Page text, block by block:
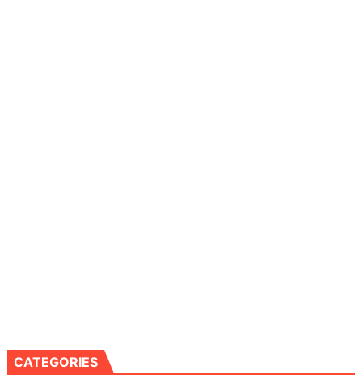
CATEGORIES